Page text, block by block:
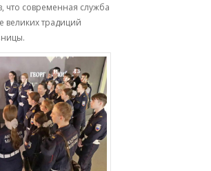
что современная служба
традиций